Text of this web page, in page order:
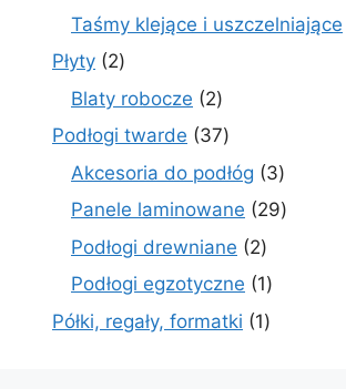
Taśmy klejące i uszczelniające
Płyty 22
produkty
Blaty robocze 22
produkty
Podłogi twarde 3737
produktów
Akcesoria do podłóg 33
produkty
Panele laminowane 2929
Podłogi drewniane 22
produkty
Podłogi egzotyczne 11
produkt
Półki, regały, formatki 11